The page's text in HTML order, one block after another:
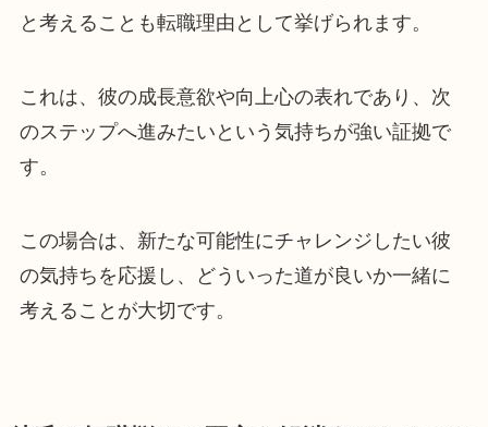
と考えることも転職理由として挙げられます。
これは、彼の成長意欲や向上心の表れであり、次
のステップへ進みたいという気持ちが強い証拠で
す。
この場合は、新たな可能性にチャレンジしたい彼
の気持ちを応援し、どういった道が良いか一緒に
考えることが大切です。